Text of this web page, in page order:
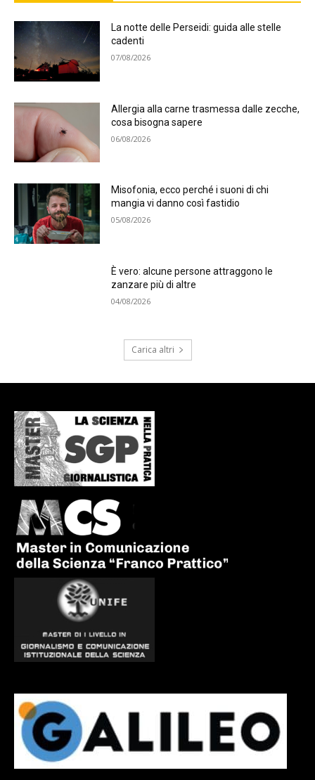
La notte delle Perseidi: guida alle stelle
cadenti
07/08/2026
Allergia alla carne trasmessa dalle zecche,
cosa bisogna sapere
06/08/2026
Misofonia, ecco perché i suoni di chi
mangia vi danno così fastidio
05/08/2026
È vero: alcune persone attraggono le
zanzare più di altre
04/08/2026
Carica altri